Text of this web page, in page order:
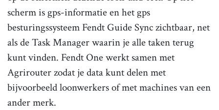
scherm is gps-informatie en het gps
besturingssysteem Fendt Guide Sync zichtbaar, net
als de Task Manager waarin je alle taken terug
kunt vinden. Fendt One werkt samen met
Agrirouter zodat je data kunt delen met
bijvoorbeeld loonwerkers of met machines van een
ander merk.